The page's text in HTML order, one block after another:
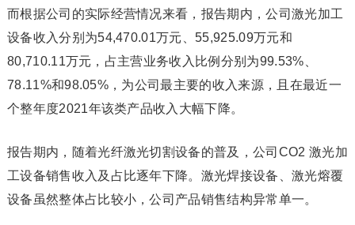
而根据公司的实际经营情况来看，报告期内，公司激光加工
设备收入分别为54,470.01万元、55,925.09万元和
80,710.11万元，占主营业务收入比例分别为99.53%、
78.11%和98.05%，为公司最主要的收入来源，且在最近一
个整年度2021年该类产品收入大幅下降。
报告期内，随着光纤激光切割设备的普及，公司CO2 激光加
工设备销售收入及占比逐年下降。激光焊接设备、激光熔覆
设备虽然整体占比较小，公司产品销售结构异常单一。